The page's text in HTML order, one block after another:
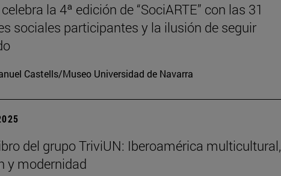
la 4ª edición de “SociARTE” con las 31
sociales participantes y la ilusión de seguir
Castells/Museo Universidad de Navarra
del grupo TriviUN: Iberoamérica multicultural,
y modernidad